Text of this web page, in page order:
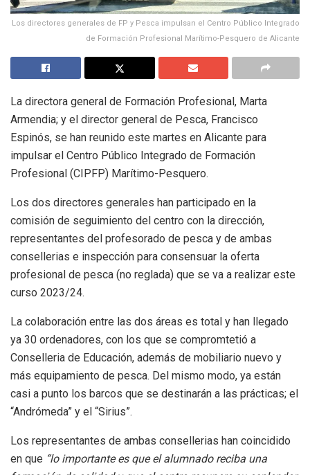
Los directores generales de FP y Pesca impulsan el Centro Público Integrado
de Formación Profesional Marítimo-Pesquero de Alicante
La directora general de Formación Profesional, Marta
Armendia; y el director general de Pesca, Francisco
Espinós, se han reunido este martes en Alicante para
impulsar el Centro Público Integrado de Formación
Profesional (CIPFP) Marítimo-Pesquero.
Los dos directores generales han participado en la
comisión de seguimiento del centro con la dirección,
representantes del profesorado de pesca y de ambas
consellerias e inspección para consensuar la oferta
profesional de pesca (no reglada) que se va a realizar este
curso 2023/24.
La colaboración entre las dos áreas es total y han llegado
ya 30 ordenadores, con los que se compromtetió a
Conselleria de Educación, además de mobiliario nuevo y
más equipamiento de pesca. Del mismo modo, ya están
casi a punto los barcos que se destinarán a las prácticas; el
“Andrómeda” y el “Sirius”.
Los representantes de ambas consellerias han coincidido
en que “lo importante es que el alumnado reciba una